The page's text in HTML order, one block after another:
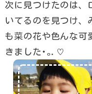
次に見つけたのは、
いてるのを見つけ、
も菜の花や色んな可
きました･｡.♡